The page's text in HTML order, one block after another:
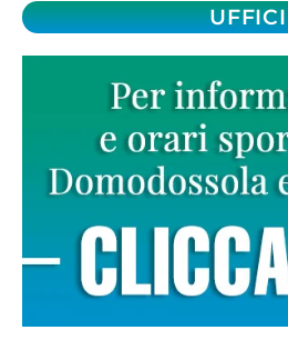
UFFICI